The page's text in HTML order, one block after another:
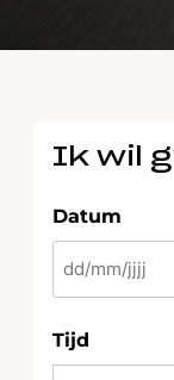
Ik wil
Datum
DD
MM
slash
Tijd